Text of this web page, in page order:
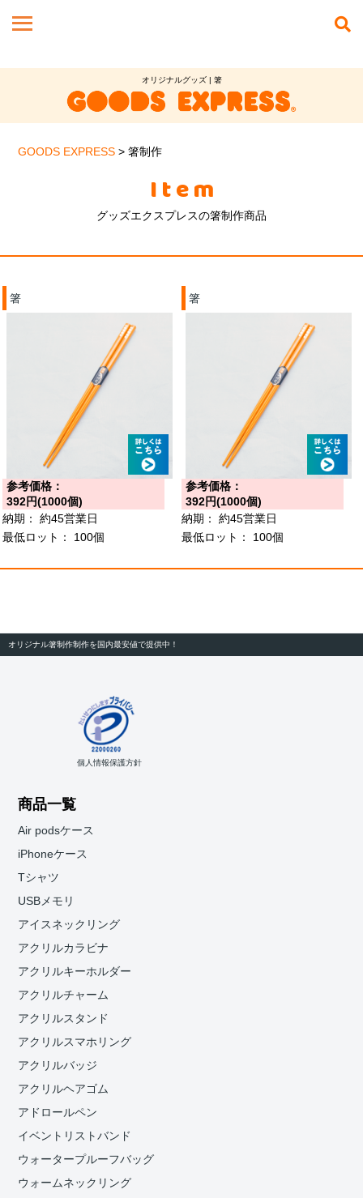
オリジナルグッズ | 箸
GOODS EXPRESS >箸制作
Item
グッズエクスプレスの箸制作商品
箸
参考価格：
392円(1000個)
納期：
約45営業日
最低ロット：
100個
箸
参考価格：
392円(1000個)
納期：
約45営業日
最低ロット：
100個
オリジナル箸制作制作を国内最安値で提供中！
個人情報保護方針
商品一覧
Air podsケース
iPhoneケース
Tシャツ
USBメモリ
アイスネックリング
アクリルカラビナ
アクリルキーホルダー
アクリルチャーム
アクリルスタンド
アクリルスマホリング
アクリルバッジ
アクリルヘアゴム
アドロールペン
イベントリストバンド
ウォータープルーフバッグ
ウォームネックリング